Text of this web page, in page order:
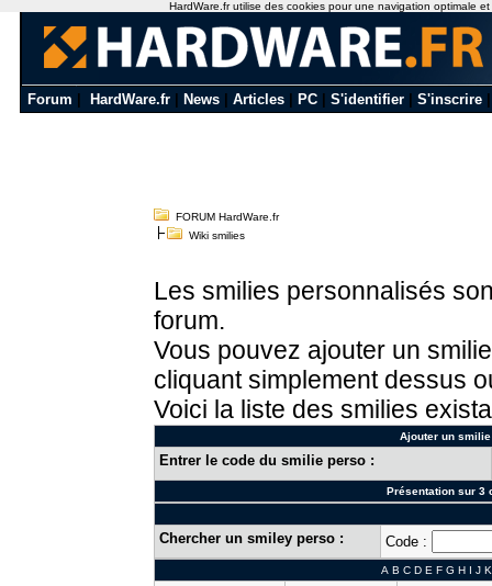
Forum HardWare.fr News Articles PC S'identifier S'inscrire
FORUM HardWare.fr
Wiki smilies
Les smilies personnalisés
forum.
Vous pouvez ajouter un
cliquant simplement dessus
Voici la liste des smilies
Ajouter un
Entrer le code du smilie perso :
Présentation sur 3
Chercher un smiley perso : Code :
A B C D E F G H I J K
HardWare.fr utilise des cookies pour une navigation optimale